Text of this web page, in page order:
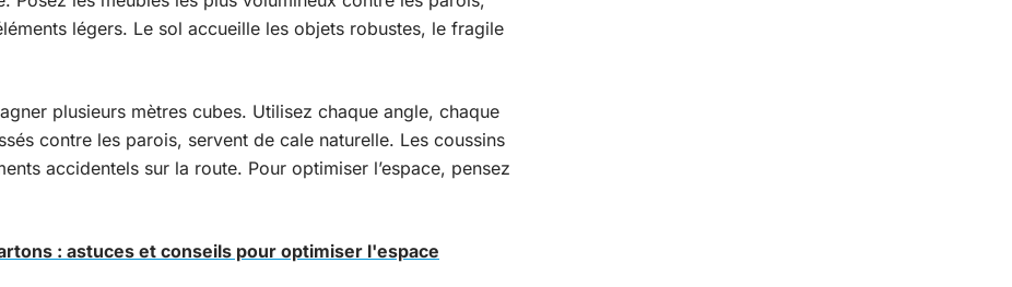
légers. Le sol accueille les objets robustes, le fragile
plusieurs mètres cubes. Utilisez chaque angle, chaque
contre les parois, servent de cale naturelle. Les coussins
accidentels sur la route. Pour optimiser l’espace, pensez
: astuces et conseils pour optimiser l'espace